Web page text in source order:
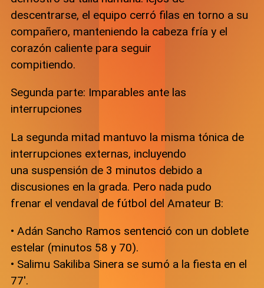
descentrarse, el equipo cerró filas en torno a su
compañero, manteniendo la cabeza fría y el
corazón caliente para seguir
compitiendo.
Segunda parte: Imparables ante las
interrupciones
La segunda mitad mantuvo la misma tónica de
interrupciones externas, incluyendo
una suspensión de 3 minutos debido a
discusiones en la grada. Pero nada pudo
frenar el vendaval de fútbol del Amateur B:
• Adán Sancho Ramos sentenció con un doblete
estelar (minutos 58 y 70).
• Salimu Sakiliba Sinera se sumó a la fiesta en el
77′.